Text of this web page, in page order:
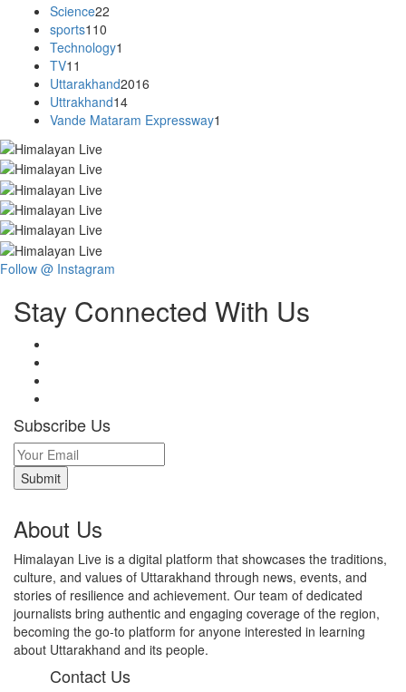
Science22
sports110
Technology1
TV11
Uttarakhand2016
Uttrakhand14
Vande Mataram Expressway1
Follow @ Instagram
Stay Connected With Us
Subscribe Us
About Us
Himalayan Live is a digital platform that showcases the traditions,
culture, and values of Uttarakhand through news, events, and
stories of resilience and achievement. Our team of dedicated
journalists bring authentic and engaging coverage of the region,
becoming the go-to platform for anyone interested in learning
about Uttarakhand and its people.
Contact Us